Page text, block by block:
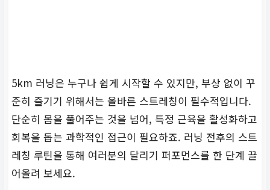
5km 러닝은 누구나 쉽게 시작할 수 있지만, 부상 없이 꾸
준히 즐기기 위해서는 올바른 스트레칭이 필수적입니다.
단순히 몸을 풀어주는 것을 넘어, 특정 근육을 활성화하고
회복을 돕는 과학적인 접근이 필요하죠. 러닝 전후의 스트
레칭 루틴을 통해 여러분의 달리기 퍼포먼스를 한 단계 끌
어올려 보세요.